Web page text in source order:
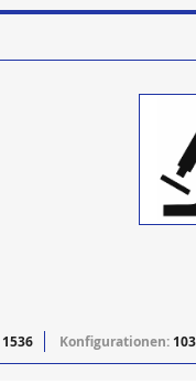
1536 Konfigurationen: 103